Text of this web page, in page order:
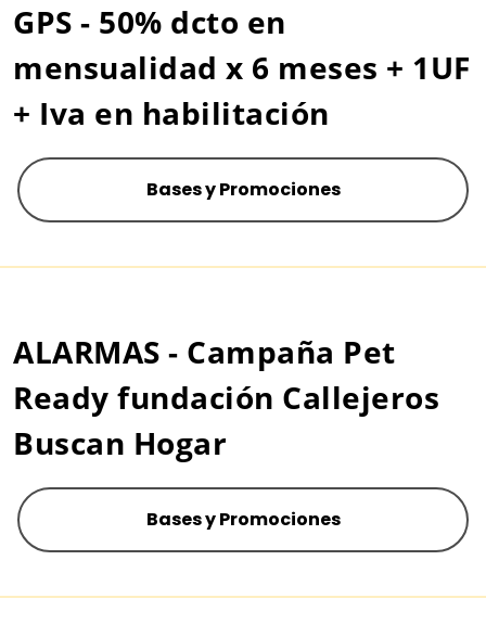
GPS - 50% dcto en
mensualidad x 6 meses + 1UF
+ Iva en habilitación
Bases y Promociones
ALARMAS - Campaña Pet
Ready fundación Callejeros
Buscan Hogar
Bases y Promociones